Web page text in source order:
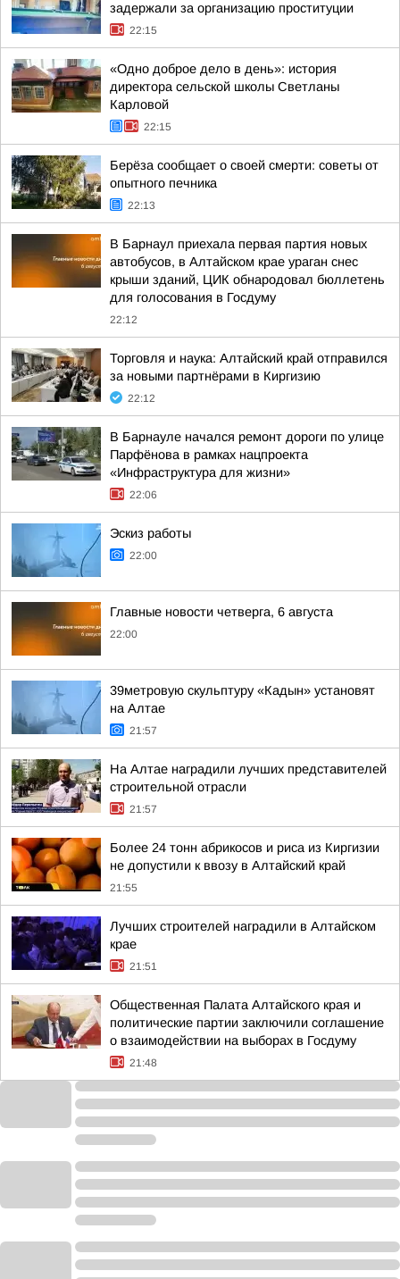
задержали за организацию проституции
22:15
«Одно доброе дело в день»: история
директора сельской школы Светланы
Карловой
22:15
Берёза сообщает о своей смерти: советы от
опытного печника
22:13
В Барнаул приехала первая партия новых
автобусов, в Алтайском крае ураган снес
крыши зданий, ЦИК обнародовал бюллетень
для голосования в Госдуму
22:12
Торговля и наука: Алтайский край отправился
за новыми партнёрами в Киргизию
22:12
В Барнауле начался ремонт дороги по улице
Парфёнова в рамках нацпроекта
«Инфраструктура для жизни»
22:06
Эскиз работы
22:00
Главные новости четверга, 6 августа
22:00
39метровую скульптуру «Кадын» установят
на Алтае
21:57
На Алтае наградили лучших представителей
строительной отрасли
21:57
Более 24 тонн абрикосов и риса из Киргизии
не допустили к ввозу в Алтайский край
21:55
Лучших строителей наградили в Алтайском
крае
21:51
Общественная Палата Алтайского края и
политические партии заключили соглашение
о взаимодействии на выборах в Госдуму
21:48